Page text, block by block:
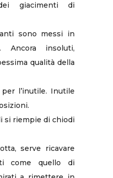
giacimenti di
sono messi in
Ancora insoluti,
qualità della
l’inutile. Inutile
si riempie di chiodi
serve ricavare
come quello di